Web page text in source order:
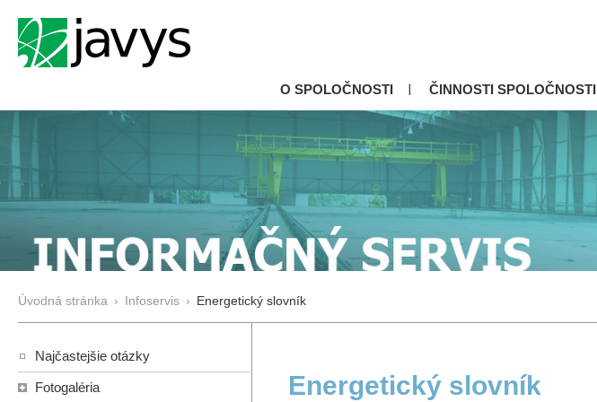
O SPOLOČNOSTI ČINNOSTI SPOLOČNOSTI
Úvodná stránka › Infoservis › Energetický slovník
Najčastejšie otázky
Fotogaléria Energetický slovník